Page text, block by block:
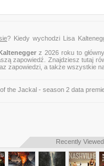
? Kiedy wychodzi Lisa
z 2026 roku to
zapowiedź. Znajdziesz tutaj
zapowiedzi, a także wszystkie
the Jackal - season 2 data
Recently Viewed